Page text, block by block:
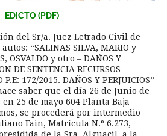
EDICTO (PDF)
del Sr/a. Juez Letrado Civil de
“SALINAS SILVA, MARIO y
OSVALDO y otro – DAÑOS Y
DE SENTENCIA RECURSOS
172/2015. DAÑOS Y PERJUICIOS”
saber que el día 26 de Junio de
25 de mayo 604 Planta Baja
se procederá por intermedio
Fain, Matrícula N.º 6.273,